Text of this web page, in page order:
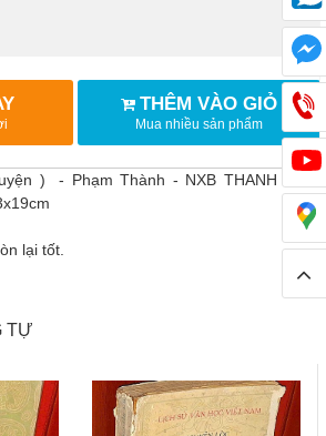
THÊM VÀO GIỎ
Mua nhiều sản phẩm
) - Phạm Thành - NXB THANH NIÊN
lại tốt.
TỰ